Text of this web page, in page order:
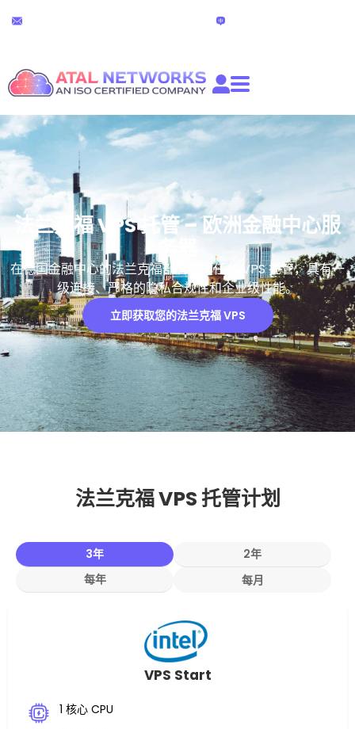
法兰克福 VPS 托管 – 欧洲金融中心服
务器
在德国金融中心的法兰克福部署关键任务 VPS 托管，具有一
级连接、严格的隐私合规性和企业级性能。
立即获取您的法兰克福 VPS
法兰克福 VPS 托管计划
3年
2年
每年
每月
VPS Start
1 核心 CPU